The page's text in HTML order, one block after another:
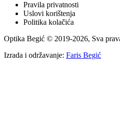
Pravila privatnosti
Uslovi korištenja
Politika kolačića
Optika Begić © 2019-2026, Sva
Izrada i održavanje: Faris Begić